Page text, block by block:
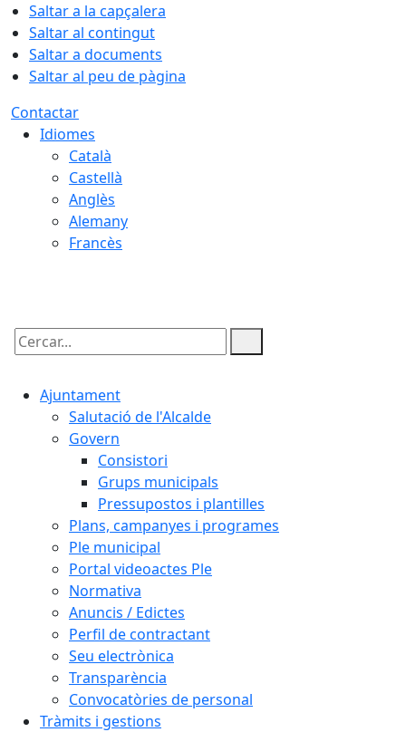
Saltar a la capçalera
Saltar al contingut
Saltar a documents
Saltar al peu de pàgina
Contactar
Idiomes
Català
Castellà
Anglès
Alemany
Francès
Cercar:
Ajuntament
Salutació de l'Alcalde
Govern
Consistori
Grups municipals
Pressupostos i plantilles
Plans, campanyes i programes
Ple municipal
Portal videoactes Ple
Normativa
Anuncis / Edictes
Perfil de contractant
Seu electrònica
Transparència
Convocatòries de personal
Tràmits i gestions